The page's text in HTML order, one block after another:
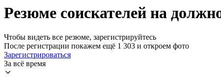
Резюме соискателей на
Чтобы видеть все резюме, зарегистрируйтесь
После регистрации покажем ещё 1 303 и откроем фото
Зарегистрироваться
За всё время